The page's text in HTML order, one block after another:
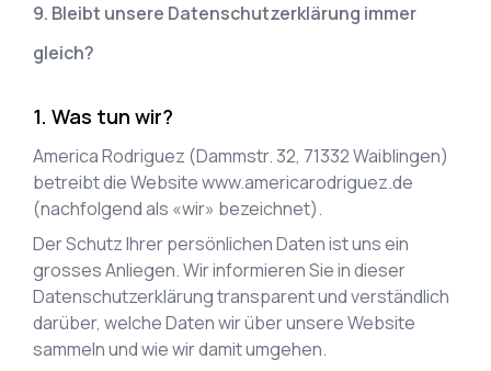
9. Bleibt unsere Datenschutzerklärung immer
gleich?
Was tun wir?
America Rodriguez (Dammstr. 32, 71332Waiblingen)
betreibt die Websitewww.americarodriguez.de
(nachfolgend als «wir» bezeichnet).
Der Schutz Ihrer persönlichen Daten ist uns ein
grosses Anliegen. Wir informieren Sie in dieser
Datenschutzerklärung transparent und verständlich
darüber, welche Daten wir über unsere Website
sammeln und wie wir damit umgehen.